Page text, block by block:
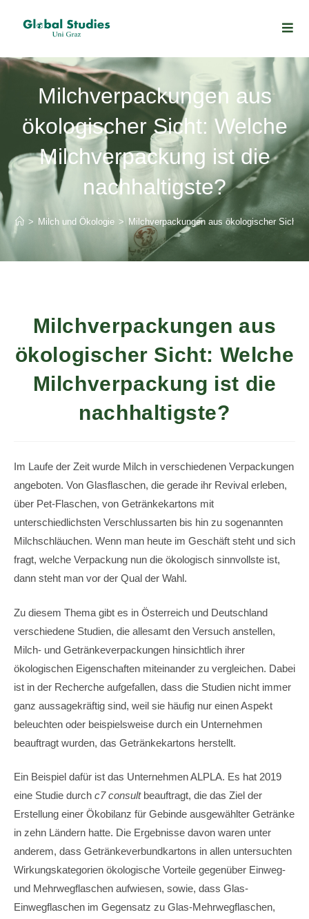
Milchverpackungen aus
ökologischer Sicht: Welche
Milchverpackung ist die
nachhaltigste?
> Milch und Ökologie > Milchverpackungen aus ökologischer Sicht:
Milchverpackungen aus
ökologischer Sicht: Welche
Milchverpackung ist die
nachhaltigste?
Im Laufe der Zeit wurde Milch in verschiedenen Verpackungen
angeboten. Von Glasflaschen, die gerade ihr Revival erleben,
über Pet-Flaschen, von Getränkekartons mit
unterschiedlichsten Verschlussarten bis hin zu sogenannten
Milchschläuchen. Wenn man heute im Geschäft steht und sich
fragt, welche Verpackung nun die ökologisch sinnvollste ist,
dann steht man vor der Qual der Wahl.
Zu diesem Thema gibt es in Österreich und Deutschland
verschiedene Studien, die allesamt den Versuch anstellen,
Milch- und Getränkeverpackungen hinsichtlich ihrer
ökologischen Eigenschaften miteinander zu vergleichen. Dabei
ist in der Recherche aufgefallen, dass die Studien nicht immer
ganz aussagekräftig sind, weil sie häufig nur einen Aspekt
beleuchten oder beispielsweise durch ein Unternehmen
beauftragt wurden, das Getränkekartons herstellt.
Ein Beispiel dafür ist das Unternehmen ALPLA. Es hat 2019
eine Studie durch c7 consultbeauftragt, die das Ziel der
Erstellung einer Ökobilanz für Gebinde ausgewählter Getränke
in zehn Ländern hatte. Die Ergebnisse davon waren unter
anderem, dass Getränkeverbundkartons in allen untersuchten
Wirkungskategorien ökologische Vorteile gegenüber Einweg-
und Mehrwegflaschen aufwiesen, sowie, dass Glas-
Einwegflaschen im Gegensatz zu Glas-Mehrwegflaschen,